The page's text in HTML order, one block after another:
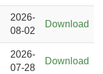
2026-
08-02
Download
2026-
07-28
Download